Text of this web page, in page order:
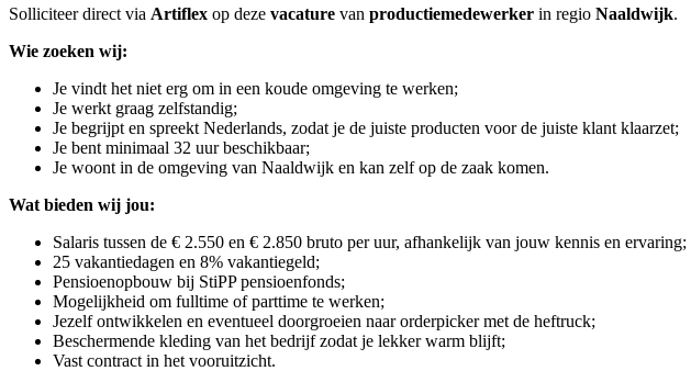
Solliciteer direct via Artiflex op deze vacature van productiemedewerker in regio Naaldwijk.
Wie zoeken wij:
Je vindt het niet erg om in een koude omgeving te werken;
Je werkt graag zelfstandig;
Je begrijpt en spreekt Nederlands, zodat je de juiste producten voor de juiste klant klaarzet;
Je bent minimaal 32 uur beschikbaar;
Je woont in de omgeving van Naaldwijk en kan zelf op de zaak komen.
Wat bieden wij jou:
Salaris tussen de € 2.550 en € 2.850 bruto per uur, afhankelijk van jouw kennis en ervaring;
25 vakantiedagen en 8% vakantiegeld;
Pensioenopbouw bij StiPP pensioenfonds;
Mogelijkheid om fulltime of parttime te werken;
Jezelf ontwikkelen en eventueel doorgroeien naar orderpicker met de heftruck;
Beschermende kleding van het bedrijf zodat je lekker warm blijft;
Vast contract in het vooruitzicht.